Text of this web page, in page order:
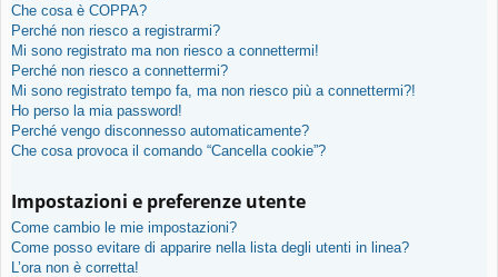
Che cosa è COPPA?
Perché non riesco a registrarmi?
Mi sono registrato ma non riesco a connettermi!
Perché non riesco a connettermi?
Mi sono registrato tempo fa, ma non riesco più a connettermi?!
Ho perso la mia password!
Perché vengo disconnesso automaticamente?
Che cosa provoca il comando “Cancella cookie”?
Impostazioni e preferenze utente
Come cambio le mie impostazioni?
Come posso evitare di apparire nella lista degli utenti in linea?
L’ora non è corretta!